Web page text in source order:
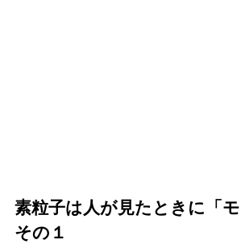
素粒子は人が見たときに「
その１